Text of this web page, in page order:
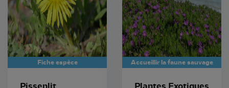
Fiche espèce Accueillir la faune sauvage